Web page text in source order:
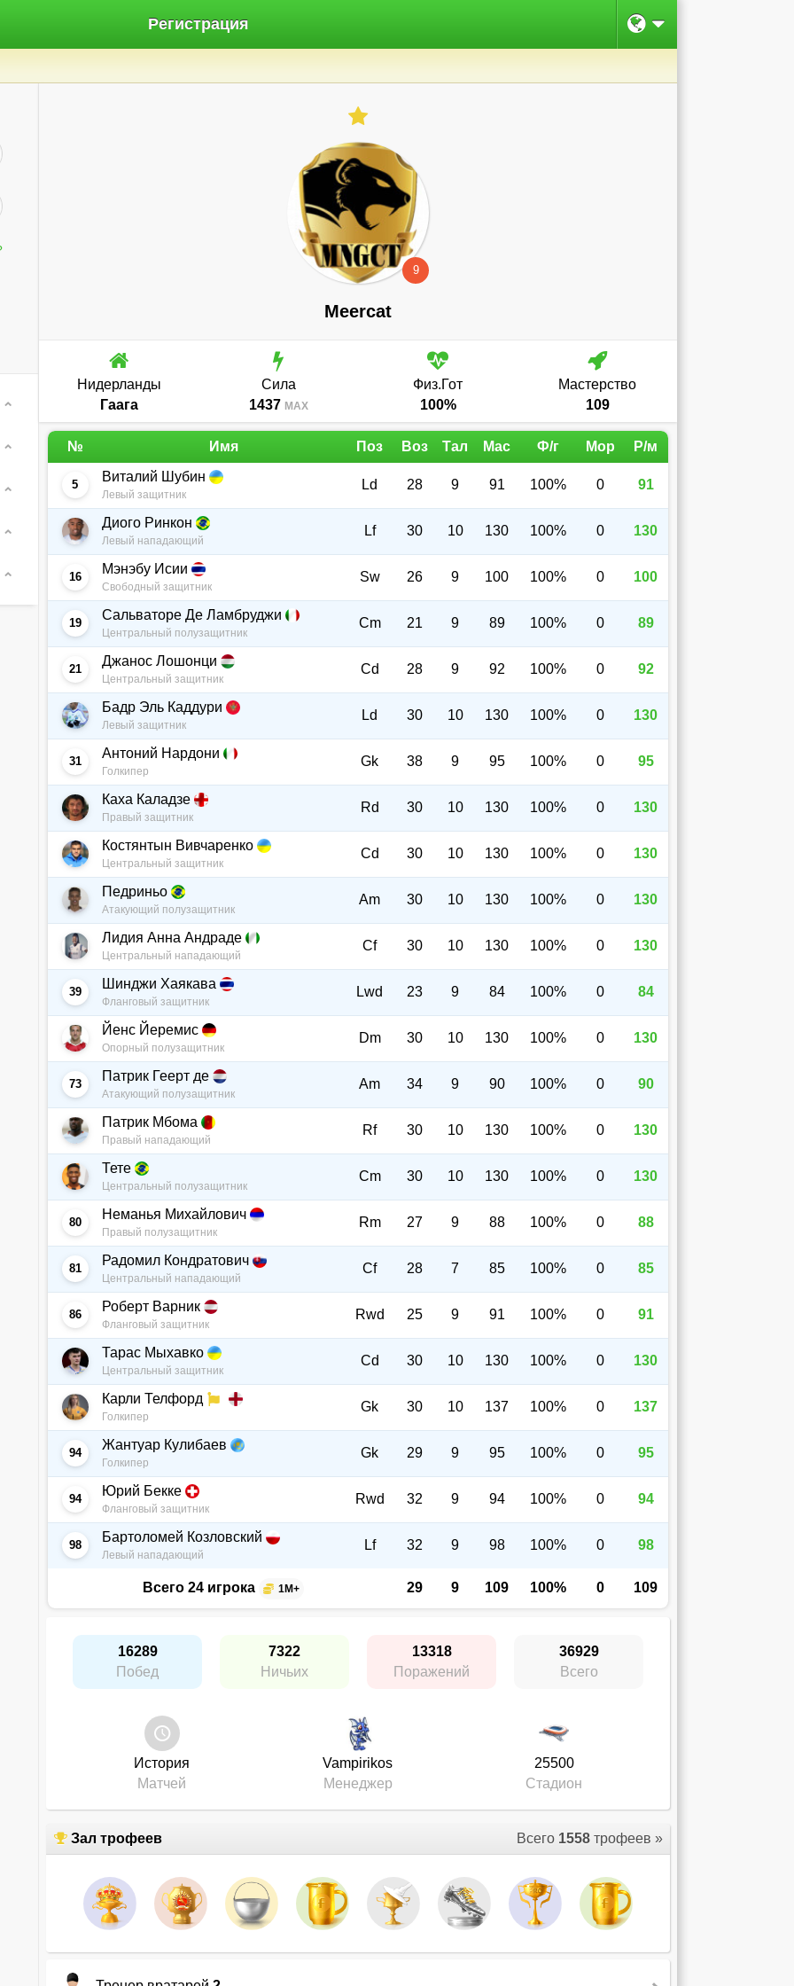
Регистрация
9
Meercat
Нидерланды
Гаага
Сила
1437 MAX
Физ.Гот
100%
Мастерство
109
№ Имя Поз Воз Тал Мас Ф/г Мор Р/м
Всего 24 игрока 1M+ 29 9 109 100% 0 109
5
Виталий Шубин
Левый защитник
Ld 28 9 91 100% 0 91
Диого Ринкон
Левый нападающий
Lf 30 10 130 100% 0 130
16
Мэнэбу Исии
Свободный защитник
Sw 26 9 100 100% 0 100
19
Сальваторе Де Ламбруджи
Центральный полузащитник
Cm 21 9 89 100% 0 89
21
Джанос Лошонци
Центральный защитник
Cd 28 9 92 100% 0 92
Бадр Эль Каддури
Левый защитник
Ld 30 10 130 100% 0 130
31
Антоний Нардони
Голкипер
Gk 38 9 95 100% 0 95
Каха Каладзе
Правый защитник
Rd 30 10 130 100% 0 130
Костянтын Вивчаренко
Центральный защитник
Cd 30 10 130 100% 0 130
Педриньо
Атакующий полузащитник
Am 30 10 130 100% 0 130
Лидия Анна Андраде
Центральный нападающий
Cf 30 10 130 100% 0 130
39
Шинджи Хаякава
Фланговый защитник
Lwd 23 9 84 100% 0 84
Йенс Йеремис
Опорный полузащитник
Dm 30 10 130 100% 0 130
73
Патрик Геерт де
Атакующий полузащитник
Am 34 9 90 100% 0 90
Патрик Мбома
Правый нападающий
Rf 30 10 130 100% 0 130
Тете
Центральный полузащитник
Cm 30 10 130 100% 0 130
80
Неманья Михайлович
Правый полузащитник
Rm 27 9 88 100% 0 88
81
Радомил Кондратович
Центральный нападающий
Cf 28 7 85 100% 0 85
86
Роберт Варник
Фланговый защитник
Rwd 25 9 91 100% 0 91
Тарас Мыхавко
Центральный защитник
Cd 30 10 130 100% 0 130
Карли Телфорд
Голкипер
Gk 30 10 137 100% 0 137
94
Жантуар Кулибаев
Голкипер
Gk 29 9 95 100% 0 95
94
Юрий Бекке
Фланговый защитник
Rwd 32 9 94 100% 0 94
98
Бартоломей Козловский
Левый нападающий
Lf 32 9 98 100% 0 98
16289
Побед
7322
Ничьих
13318
Поражений
36929
Всего
История
Матчей
Vampirikos
Менеджер
25500
Стадион
Зал трофеев Всего 1558 трофеев »